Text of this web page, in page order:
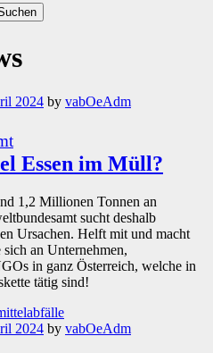
2024 by vabOeAdm
Essen im Müll?
1,2 Millionen Tonnen an
sucht deshalb
Ursachen. Helft mit und macht
an Unternehmen,
in ganz Österreich, welche in
tätig sind!
2024 by vabOeAdm